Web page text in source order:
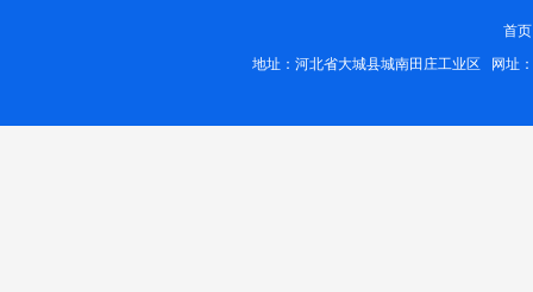
首页
地址：河北省大城县城南田庄工业区 网址